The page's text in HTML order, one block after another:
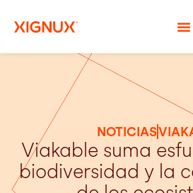
NOTICIAS
Viakable suma
biodiversidad y la